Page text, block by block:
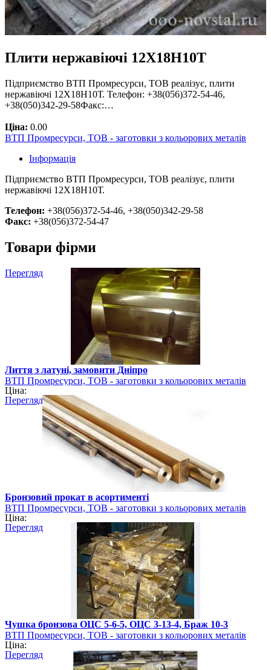
Плити нержавіючі 12Х18Н10Т
Підприємство ВТП Промресурси, ТОВ реалізує, плити
нержавіючі 12Х18Н10Т. Телефон: +38(056)372-54-46,
+38(050)342-29-58Факс:…
Ціна: 0.00
ВТП Промресурси, ТОВ - заготовки з кольорових металів
Інформація
Підприємство ВТП Промресурси, ТОВ реалізує, плити
нержавіючі 12Х18Н10Т.
Телефон: +38(056)372-54-46, +38(050)342-29-58
Факс: +38(056)372-54-47
Товари фірми
Перегляд
Лиття з латуні, замовити Дніпро
ВТП Промресурси, ТОВ - заготовки з кольорових металів
Ціна:
Перегляд
Бронзовий прокат в асортименті
ВТП Промресурси, ТОВ - заготовки з кольорових металів
Ціна:
Перегляд
Чушка бронзова ОЦС 5-6-5, ОЦС 3-13-4, Браж 10-3
ВТП Промресурси, ТОВ - заготовки з кольорових металів
Ціна:
Перегляд